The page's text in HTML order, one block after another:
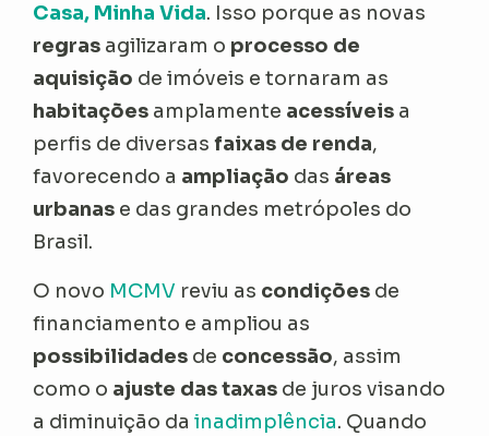
Casa, Minha Vida. Isso porque as novas
regras agilizaram o processo de
aquisição de imóveis e tornaram as
habitações amplamente acessíveis a
perfis de diversas faixas de renda,
favorecendo a ampliação das áreas
urbanas e das grandes metrópoles do
Brasil.
O novo MCMV reviu as condições de
financiamento e ampliou as
possibilidades de concessão, assim
como o ajuste das taxas de juros visando
a diminuição dainadimplência. Quando